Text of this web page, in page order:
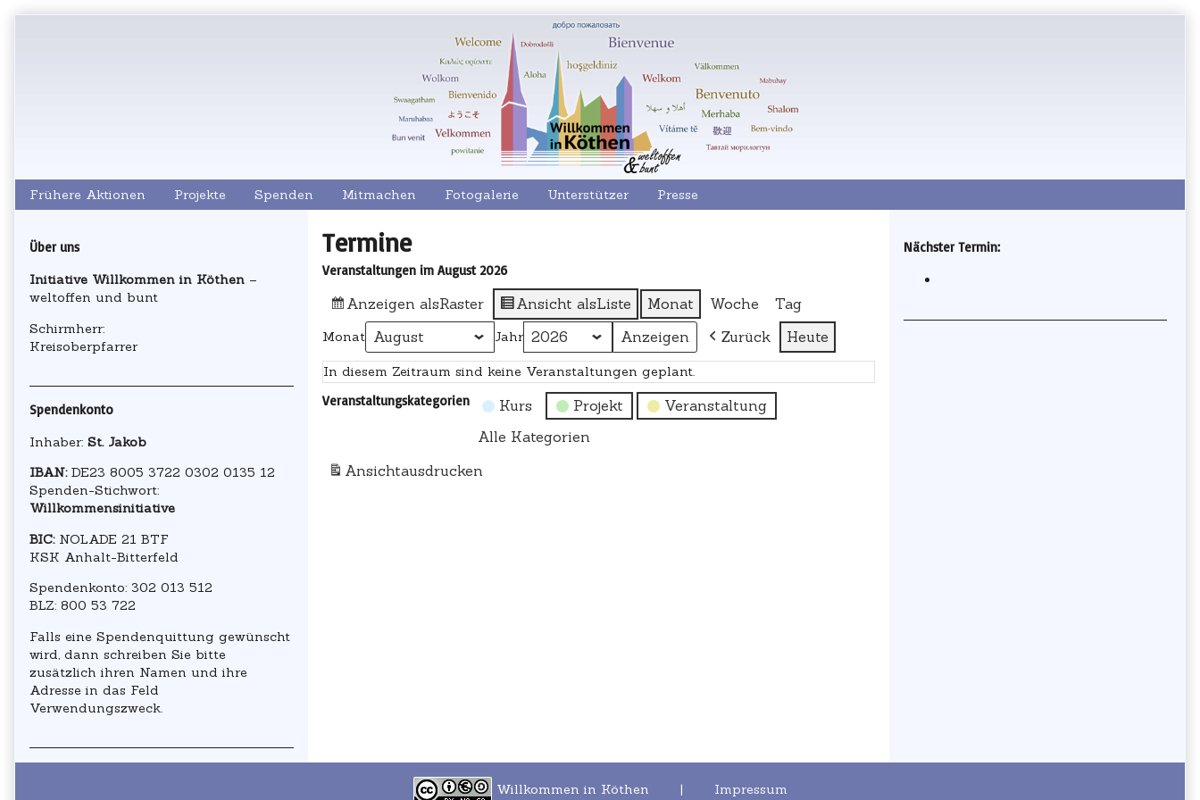
Frühere Aktionen Projekte Spenden Mitmachen Fotogalerie Unterstützer Presse
Termine
Veranstaltungen im August 2026
Anzeigen alsRaster Ansicht alsListe Monat Woche Tag
Monat Jahr Zurück Heute
In diesem Zeitraum sind keine Veranstaltungen geplant.
Veranstaltungskategorien Kurs Projekt
Veranstaltung
Alle Kategorien
Ansichtausdrucken
Primary
Sidebar
Über uns
Initiative Willkommen in Köthen –
weltoffen und bunt
Schirmherr:
Kreisoberpfarrer
Spendenkonto
Inhaber: St. Jakob
IBAN:DE23 8005 3722 0302 0135 12
Spenden-Stichwort:
Willkommensinitiative
BIC:NOLADE 21 BTF
KSK Anhalt-Bitterfeld
Spendenkonto: 302 013 512
BLZ: 800 53 722
Falls eine Spendenquittung gewünscht
wird, dann schreiben Sie bitte
zusätzlich ihren Namen und ihre
Adresse in das Feld
Verwendungszweck.
Secondary
Sidebar
Nächster Termin:
Willkommen in Köthen | Impressum